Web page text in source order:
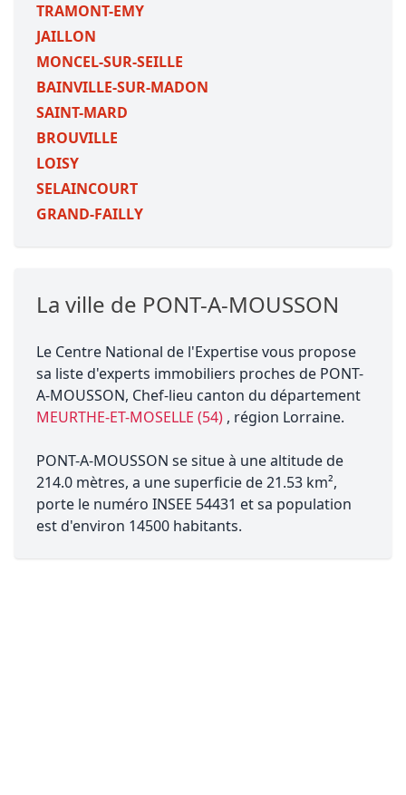
TRAMONT-EMY
JAILLON
MONCEL-SUR-SEILLE
BAINVILLE-SUR-MADON
SAINT-MARD
BROUVILLE
LOISY
SELAINCOURT
GRAND-FAILLY
La ville de PONT-A-MOUSSON
Le Centre National de l'Expertise vous propose
sa liste d'experts immobiliers proches de PONT-
A-MOUSSON, Chef-lieu canton du département
MEURTHE-ET-MOSELLE (54) , région Lorraine.
PONT-A-MOUSSON se situe à une altitude de
214.0 mètres, a une superficie de 21.53 km²,
porte le numéro INSEE 54431 et sa population
est d'environ 14500 habitants.